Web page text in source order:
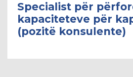
Specialist për
kapaciteteve për
(pozitë konsulente)